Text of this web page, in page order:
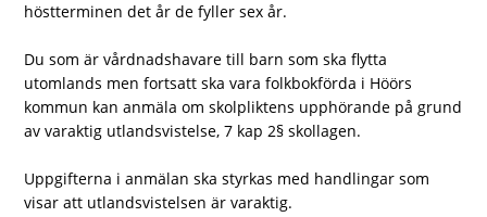
höstterminen det år de fyller sex år.
Du som är vårdnadshavare till barn som ska flytta
utomlands men fortsatt ska vara folkbokförda i Höörs
kommun kan anmäla om skolpliktens upphörande på grund
av varaktig utlandsvistelse, 7 kap 2§ skollagen.
Uppgifterna i anmälan ska styrkas med handlingar som
visar att utlandsvistelsen är varaktig.